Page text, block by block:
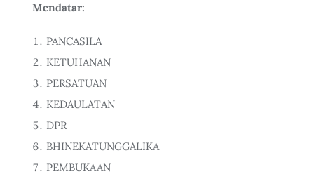
Mendatar:
PANCASILA
KETUHANAN
PERSATUAN
KEDAULATAN
DPR
BHINEKATUNGGALIKA
PEMBUKAAN